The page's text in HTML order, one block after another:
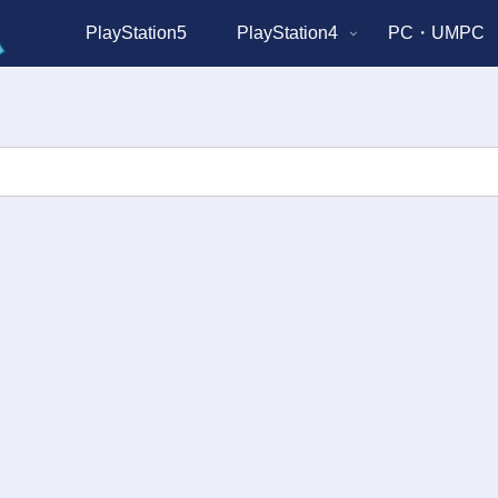
PlayStation5 PlayStation4 PC・UMPC